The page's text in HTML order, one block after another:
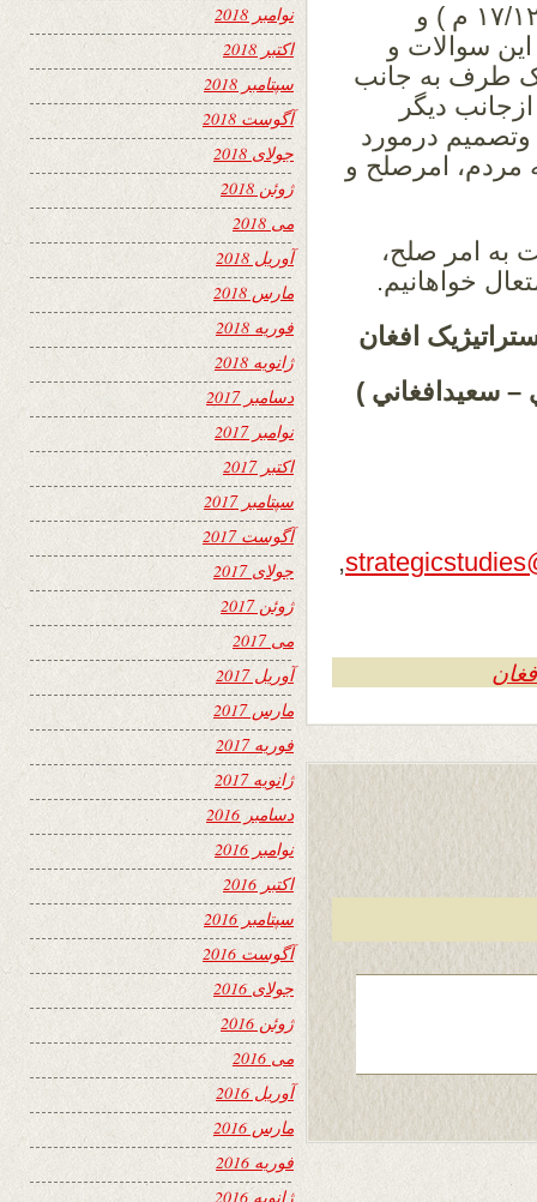
امید واریم درپایان نشست پاریس (۱۷/۱۲/۲۰۱۲ م ) و
سوالات و
طرف به جانب
دیگر
درمورد
مردم، امرصلح و
به امر صلح،
خواهانیم.
افغان
– سعیدافغاني )
,
نوامبر 2018
اکتبر 2018
سپتامبر 2018
آگوست 2018
جولای 2018
ژوئن 2018
می 2018
آوریل 2018
مارس 2018
فوریه 2018
ژانویه 2018
دسامبر 2017
نوامبر 2017
اکتبر 2017
سپتامبر 2017
آگوست 2017
جولای 2017
ژوئن 2017
می 2017
آوریل 2017
مارس 2017
فوریه 2017
ژانویه 2017
دسامبر 2016
نوامبر 2016
اکتبر 2016
سپتامبر 2016
آگوست 2016
جولای 2016
ژوئن 2016
می 2016
آوریل 2016
مارس 2016
فوریه 2016
ژانویه 2016